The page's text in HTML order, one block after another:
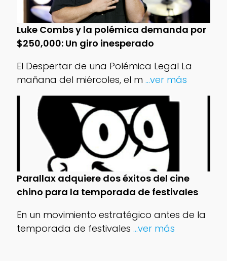
Luke Combs y la polémica demanda por
$250,000: Un giro inesperado
El Despertar de una Polémica Legal La
mañana del miércoles, el m ...ver más
Parallax adquiere dos éxitos del cine
chino para la temporada de festivales
En un movimiento estratégico antes de la
temporada de festivales ...ver más